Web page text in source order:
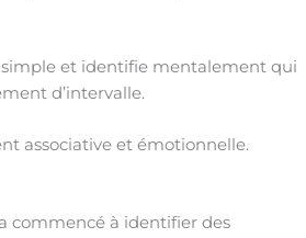
et identifie mentalement qui
d’intervalle.
associative et émotionnelle.
commencé à identifier des